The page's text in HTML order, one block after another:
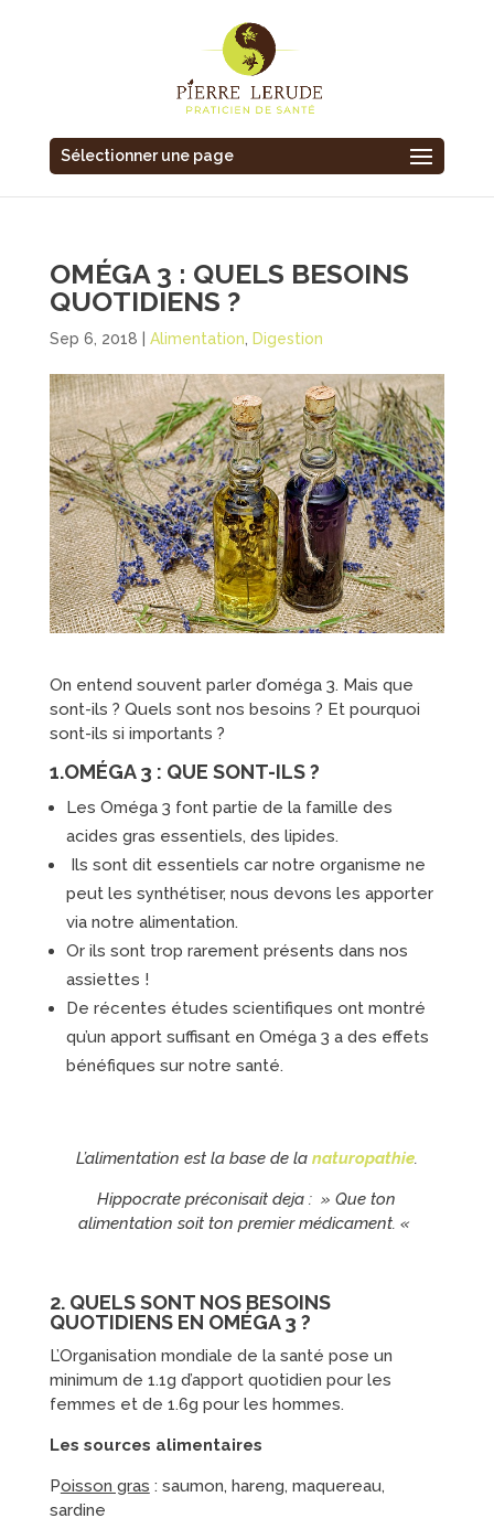
Sélectionner une page
OMÉGA 3 : QUELS BESOINS
QUOTIDIENS ?
Sep 6, 2018 Alimentation Digestion
On entend souvent parler d’oméga 3. Mais que
sont-ils ? Quels sont nos besoins ? Et pourquoi
sont-ils si importants ?
1.OMÉGA 3 : QUE SONT-ILS ?
Les Oméga 3 font partie de la famille des
acides gras essentiels, des lipides.
Ils sont dit essentiels car notre organisme ne
peut les synthétiser, nous devons les apporter
via notre alimentation.
Or ils sont trop rarement présents dans nos
assiettes !
De récentes études scientifiques ont montré
qu’un apport suffisant en Oméga 3 a des effets
bénéfiques sur notre santé.
L’alimentation est la base de la naturopathie.
Hippocrate préconisait deja : » Que ton
alimentation soit ton premier médicament. «
2. QUELS SONT NOS BESOINS
QUOTIDIENS EN OMÉGA 3 ?
L’Organisation mondiale de la santé pose un
minimum de 1.1g d’apport quotidien pour les
femmes et de 1.6g pour les hommes.
Les sources alimentaires
Poisson gras : saumon, hareng, maquereau,
sardine